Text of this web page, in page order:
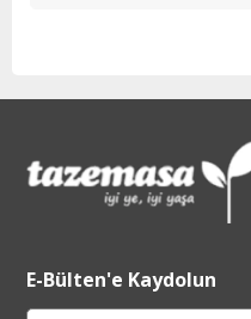
E-Bülten'e Kaydolun